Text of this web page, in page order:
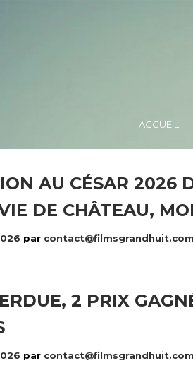
ACCUEIL
AU CÉSAR 2026
DE CHÂTEAU,
par contact@filmsgrandhuit.com
2 PRIX
par contact@filmsgrandhuit.com